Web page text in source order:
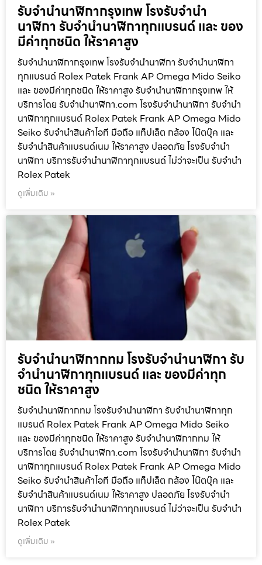
รับจำนำนาฬิกากรุงเทพ โรงรับจำนำ
นาฬิกา รับจำนำนาฬิกาทุกแบรนด์ และ ของ
มีค่าทุกชนิด ให้ราคาสูง
รับจำนำนาฬิกากรุงเทพ โรงรับจำนำนาฬิกา รับจำนำนาฬิกา
ทุกแบรนด์ Rolex Patek Frank AP Omega Mido Seiko
และ ของมีค่าทุกชนิด ให้ราคาสูง รับจำนำนาฬิกากรุงเทพ ให้
บริการโดย รับจํานํานาฬิกา.com โรงรับจำนำนาฬิกา รับจำนำ
นาฬิกาทุกแบรนด์ Rolex Patek Frank AP Omega Mido
Seiko รับจำนำสินค้าไอที มือถือ แท็ปเล็ต กล้อง โน๊ตบุ๊ค และ
รับจำนำสินค้าแบรนด์เนม ให้ราคาสูง ปลอดภัย โรงรับจำนำ
นาฬิกา บริการรับจำนำนาฬิกาทุกแบรนด์ ไม่ว่าจะเป็น รับจำนำ
Rolex Patek
ดูเพิ่มเติม »
รับจำนำนาฬิกากทม โรงรับจำนำนาฬิกา รับ
จำนำนาฬิกาทุกแบรนด์ และ ของมีค่าทุก
ชนิด ให้ราคาสูง
รับจำนำนาฬิกากทม โรงรับจำนำนาฬิกา รับจำนำนาฬิกาทุก
แบรนด์ Rolex Patek Frank AP Omega Mido Seiko
และ ของมีค่าทุกชนิด ให้ราคาสูง รับจำนำนาฬิกากทม ให้
บริการโดย รับจํานํานาฬิกา.com โรงรับจำนำนาฬิกา รับจำนำ
นาฬิกาทุกแบรนด์ Rolex Patek Frank AP Omega Mido
Seiko รับจำนำสินค้าไอที มือถือ แท็ปเล็ต กล้อง โน๊ตบุ๊ค และ
รับจำนำสินค้าแบรนด์เนม ให้ราคาสูง ปลอดภัย โรงรับจำนำ
นาฬิกา บริการรับจำนำนาฬิกาทุกแบรนด์ ไม่ว่าจะเป็น รับจำนำ
Rolex Patek
ดูเพิ่มเติม »